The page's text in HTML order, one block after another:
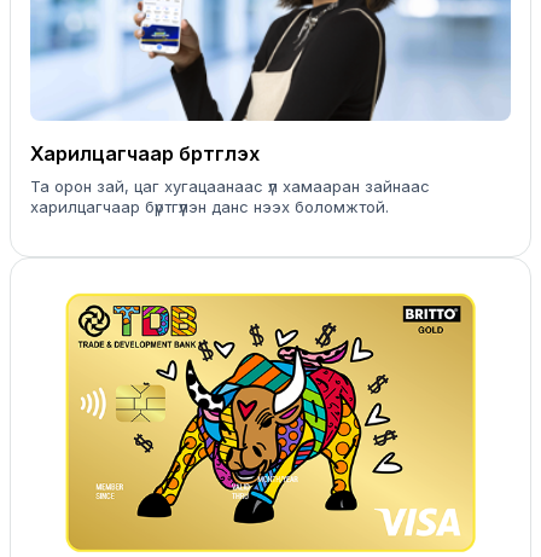
Харилцагчаар бүртгүүлэх
Та орон зай, цаг хугацаанаас үл хамааран зайнаас
харилцагчаар бүртгүүлэн данс нээх боломжтой.